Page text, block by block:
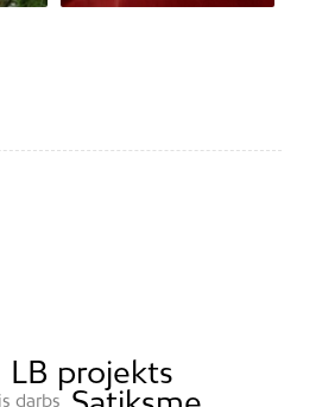
LB projekts
darbs